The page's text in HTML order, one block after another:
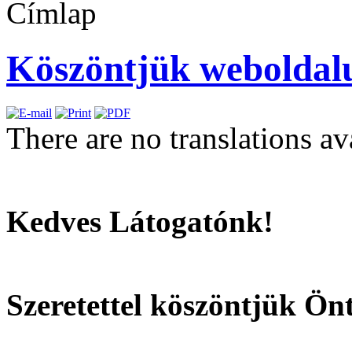
Címlap
Köszöntjük
There are no translations
Kedves Látogatónk!
Szeretettel köszöntjük